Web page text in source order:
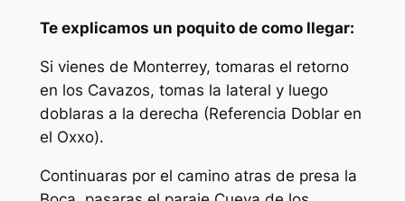
Te explicamos un poquito de como llegar:
Si vienes de Monterrey, tomaras el retorno
en los Cavazos, tomas la lateral y luego
doblaras a la derecha (Referencia Doblar en
el Oxxo).
Continuaras por el camino atras de presa la